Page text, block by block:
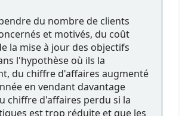
du nombre de clients
et motivés, du coût
la mise à jour des objectifs
l'hypothèse où ils la
du chiffre d'affaires augmenté
en vendant davantage
chiffre d'affaires perdu si la
est trop réduite et que les